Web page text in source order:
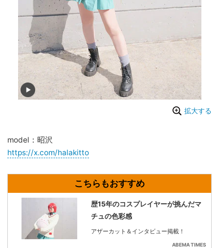
拡大する
model：昭沢
https://x.com/halakitto
歴15年のコスプレイヤーが挑んだマ
チュの色彩感
アザーカット＆インタビュー掲載！
ABEMA TIMES